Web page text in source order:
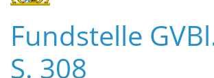
Fundstelle
S. 308